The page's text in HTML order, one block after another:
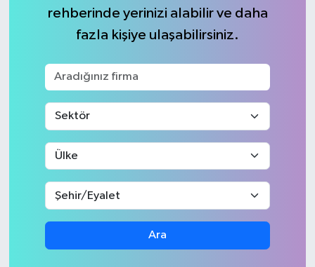
rehberinde yerinizi alabilir ve daha
fazla kişiye ulaşabilirsiniz.
Ara
MAGAZİN
ÖZEL HABER
SAĞLIK